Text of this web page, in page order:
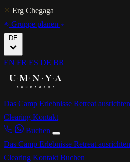
Erg Chegaga
Gruppe planen
DE
EN FR ES DE BR
Das Camp Erlebnisse Retreat ausrichten
Clearing Kontakt
Buchen
Das Camp Erlebnisse Retreat ausrichten
Clearing Kontakt Buchen